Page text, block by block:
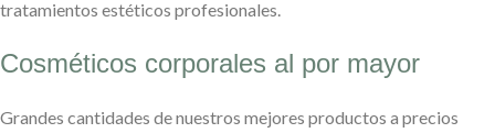
tratamientos estéticos profesionales.
Cosméticos corporales al por mayor
Grandes cantidades de nuestros mejores productos a precios